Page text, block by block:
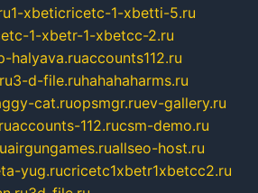
1-xbeticricetc-1-xbetti-5.ru
1-xbetr-1-xbetcc-2.ru
halyava.ruaccounts112.ru
3-d-file.ruhahahaharms.ru
cat.ruopsmgr.ruev-gallery.ru
accounts-112.rucsm-demo.ru
airgungames.ruallseo-host.ru
yug.rucricetc1xbetr1xbetcc2.ru